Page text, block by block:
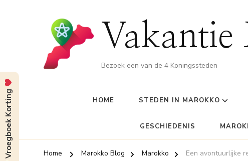
Bezoek een van de 4 Koningssteden
HOME STEDEN IN MAROKKO
GESCHIEDENIS
Home Marokko Blog Marokko Een avontuurlijke
Vroegboek Korting